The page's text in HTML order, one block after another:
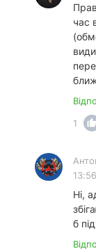
час
1
13:56
Ні,
б